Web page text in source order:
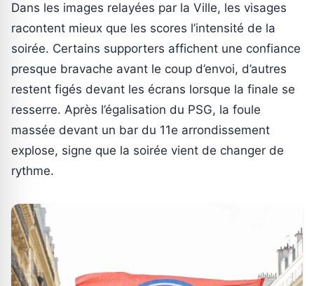
Dans les images relayées par la Ville, les visages
racontent mieux que les scores l’intensité de la
soirée. Certains supporters affichent une confiance
presque bravache avant le coup d’envoi, d’autres
restent figés devant les écrans lorsque la finale se
resserre. Après l’égalisation du PSG, la foule
massée devant un bar du 11e arrondissement
explose, signe que la soirée vient de changer de
rythme.